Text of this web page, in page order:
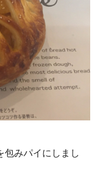
包みパイにしまし